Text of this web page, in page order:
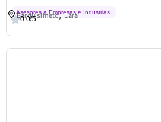
Barra Móvil Y Cócteles
Asesores a Empresas e Industrias
Barquisimeto, Lara
0.0/5